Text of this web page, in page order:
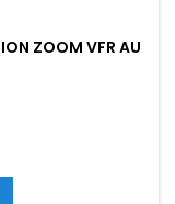
ZOOM VFR AU